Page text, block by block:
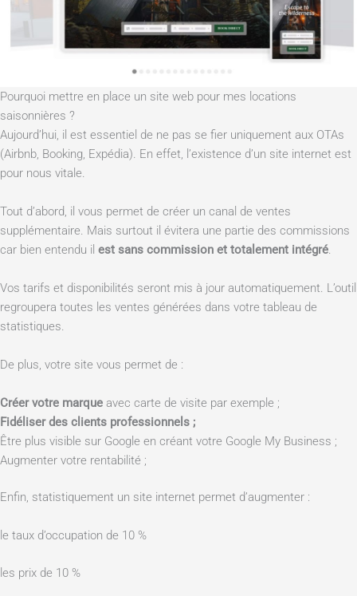
Pourquoi mettre en place un site web pour mes locations
saisonnières ?
Aujourd’hui, il est essentiel de ne pas se fier uniquement aux OTAs
(Airbnb, Booking, Expédia). En effet, l’existence d’un site internet est
pour nous vitale.
Tout d’abord, il vous permet de créer un canal de ventes
supplémentaire. Mais surtout il évitera une partie des commissions
car bien entendu il est sans commission et totalement intégré.
Vos tarifs et disponibilités seront mis à jour automatiquement. L’outil
regroupera toutes les ventes générées dans votre tableau de
statistiques.
De plus, votre site vous permet de :
Créer votre marque avec carte de visite par exemple ;
Fidéliser des clients professionnels ;
Être plus visible sur Google en créant votre Google My Business ;
Augmenter votre rentabilité ;
Enfin, statistiquement un site internet permet d’augmenter :
le taux d’occupation de 10 %
les prix de 10 %